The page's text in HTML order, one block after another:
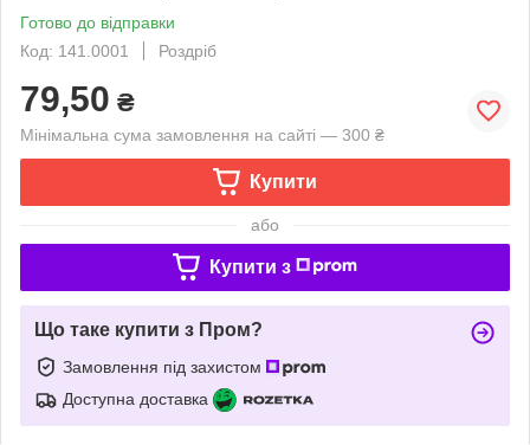
Готово до відправки
Код: 141.0001
Роздріб
79,50 ₴
Мінімальна сума замовлення на сайті — 300 ₴
Купити
або
Купити з
Що таке купити з Пром?
Замовлення під захистом
Доступна доставка